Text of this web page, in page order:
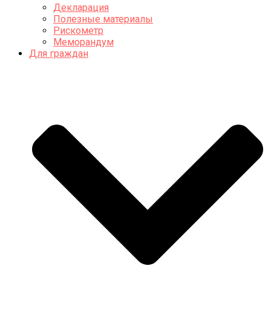
Декларация
Полезные материалы
Рискометр
Меморандум
Для граждан